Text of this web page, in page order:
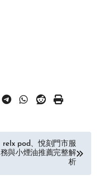
relx pod、悅刻門市服
務與小煙油推薦完整解
析